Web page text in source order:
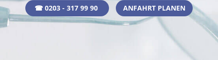
☎ 0203 - 317 99 90 ANFAHRT PLANEN